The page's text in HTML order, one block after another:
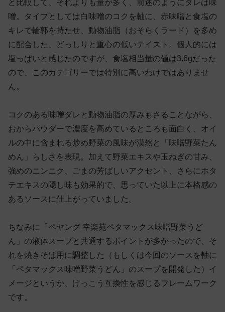
と比較して、それよりも量が多く、前述のようにタレは味
噌。タイプとしては白味噌のコクを軸に、赤味噌と食塩の
キレで輪郭を持たせ、動物油脂（おそらくラード）を多め
に配合した、どっしりと重心の低いテイスト。個人的には
塩っぱいと感じたのですが、食塩相当量の値は3.6gだった
ので、このカテゴリーでは特別に高いわけではありませ
ん。
コクのある味噌ダレと動物油脂の厚みもさることながら、
おからパウダーで濃度を高めているところも面白く、オイ
ルの中に含まれる炒め野菜の風味が漠然と「味噌野菜たん
めん」らしさを表現。加えて野菜エキスや玉ねぎの甘み、
強めのニンニク、ごまの芳ばしいアクセント、さらにホタ
テエキスの隠し味も効果的で、思っていた以上に本格感の
あるソースに仕上がっていました。
ちなみに「ペヤング 幸楽苑ペタマックス味噌野菜うど
ん」の液体スープと共通するポイントが多かったので、そ
れを焼きそば用に調整した（もしくは今回のソースを軸に
「ペタマックス味噌野菜うどん」のスープを開発した）イ
メージというか、けっこう互換性を感じるフレームワーク
です。